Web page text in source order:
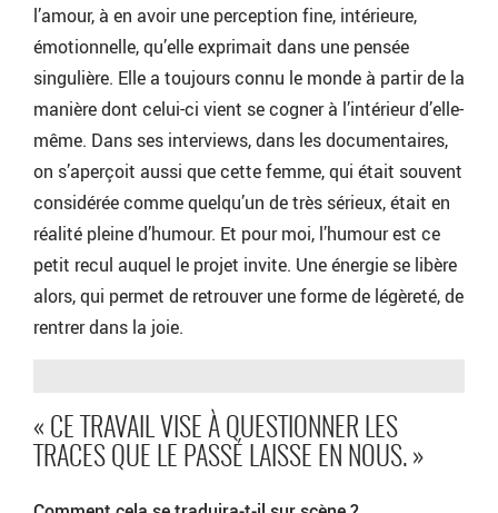
l’amour, à en avoir une perception fine, intérieure,
émotionnelle, qu’elle exprimait dans une pensée
singulière. Elle a toujours connu le monde à partir de la
manière dont celui-ci vient se cogner à l’intérieur d’elle-
même. Dans ses interviews, dans les documentaires,
on s’aperçoit aussi que cette femme, qui était souvent
considérée comme quelqu’un de très sérieux, était en
réalité pleine d’humour. Et pour moi, l’humour est ce
petit recul auquel le projet invite. Une énergie se libère
alors, qui permet de retrouver une forme de légèreté, de
rentrer dans la joie.
« CE TRAVAIL VISE À QUESTIONNER LES
TRACES QUE LE PASSÉ LAISSE EN NOUS. »